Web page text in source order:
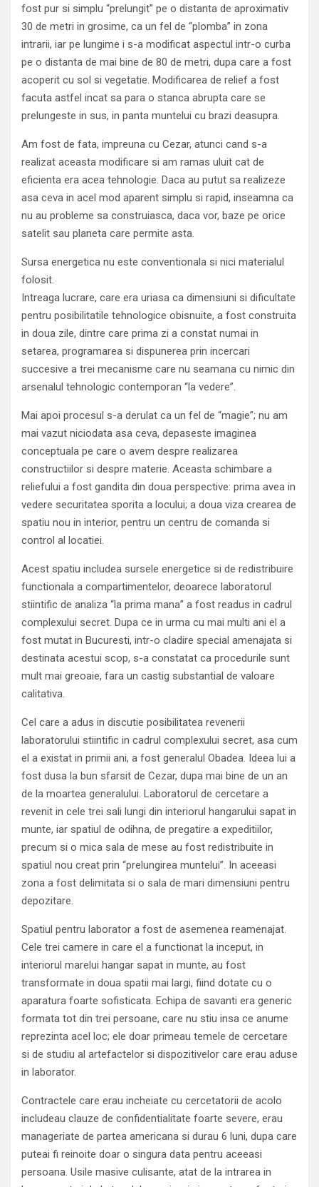
fost pur si simplu “prelungit” pe o distanta de aproximativ
30 de metri in grosime, ca un fel de “plomba” in zona
intrarii, iar pe lungime i s-a modificat aspectul intr-o curba
pe o distanta de mai bine de 80 de metri, dupa care a fost
acoperit cu sol si vegetatie. Modificarea de relief a fost
facuta astfel incat sa para o stanca abrupta care se
prelungeste in sus, in panta muntelui cu brazi deasupra.
Am fost de fata, impreuna cu Cezar, atunci cand s-a
realizat aceasta modificare si am ramas uluit cat de
eficienta era acea tehnologie. Daca au putut sa realizeze
asa ceva in acel mod aparent simplu si rapid, inseamna ca
nu au probleme sa construiasca, daca vor, baze pe orice
satelit sau planeta care permite asta.
Sursa energetica nu este conventionala si nici materialul
folosit.
Intreaga lucrare, care era uriasa ca dimensiuni si dificultate
pentru posibilitatile tehnologice obisnuite, a fost construita
in doua zile, dintre care prima zi a constat numai in
setarea, programarea si dispunerea prin incercari
succesive a trei mecanisme care nu seamana cu nimic din
arsenalul tehnologic contemporan “la vedere”.
Mai apoi procesul s-a derulat ca un fel de “magie”; nu am
mai vazut niciodata asa ceva, depaseste imaginea
conceptuala pe care o avem despre realizarea
constructiilor si despre materie. Aceasta schimbare a
reliefului a fost gandita din doua perspective: prima avea in
vedere securitatea sporita a locului; a doua viza crearea de
spatiu nou in interior, pentru un centru de comanda si
control al locatiei.
Acest spatiu includea sursele energetice si de redistribuire
functionala a compartimentelor, deoarece laboratorul
stiintific de analiza “la prima mana” a fost readus in cadrul
complexului secret. Dupa ce in urma cu mai multi ani el a
fost mutat in Bucuresti, intr-o cladire special amenajata si
destinata acestui scop, s-a constatat ca procedurile sunt
mult mai greoaie, fara un castig substantial de valoare
calitativa.
Cel care a adus in discutie posibilitatea revenerii
laboratorului stiintific in cadrul complexului secret, asa cum
el a existat in primii ani, a fost generalul Obadea. Ideea lui a
fost dusa la bun sfarsit de Cezar, dupa mai bine de un an
de la moartea generalului. Laboratorul de cercetare a
revenit in cele trei sali lungi din interiorul hangarului sapat in
munte, iar spatiul de odihna, de pregatire a expeditiilor,
precum si o mica sala de mese au fost redistribuite in
spatiul nou creat prin “prelungirea muntelui”. In aceeasi
zona a fost delimitata si o sala de mari dimensiuni pentru
depozitare.
Spatiul pentru laborator a fost de asemenea reamenajat.
Cele trei camere in care el a functionat la inceput, in
interiorul marelui hangar sapat in munte, au fost
transformate in doua spatii mai largi, fiind dotate cu o
aparatura foarte sofisticata. Echipa de savanti era generic
formata tot din trei persoane, care nu stiu insa ce anume
reprezinta acel loc; ele doar primeau temele de cercetare
si de studiu al artefactelor si dispozitivelor care erau aduse
in laborator.
Contractele care erau incheiate cu cercetatorii de acolo
includeau clauze de confidentialitate foarte severe, erau
manageriate de partea americana si durau 6 luni, dupa care
puteai fi reinoite doar o singura data pentru aceeasi
persoana. Usile masive culisante, atat de la intrarea in